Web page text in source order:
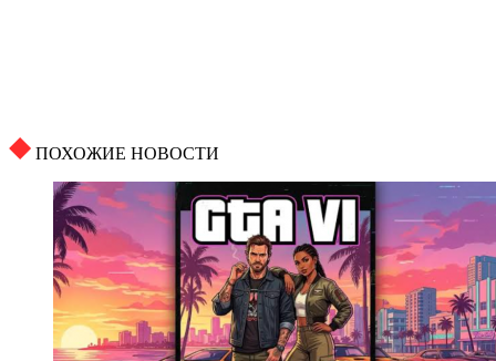
ПОХОЖИЕ НОВОСТИ